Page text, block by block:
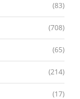
(83)
(708)
(65)
(214)
(17)